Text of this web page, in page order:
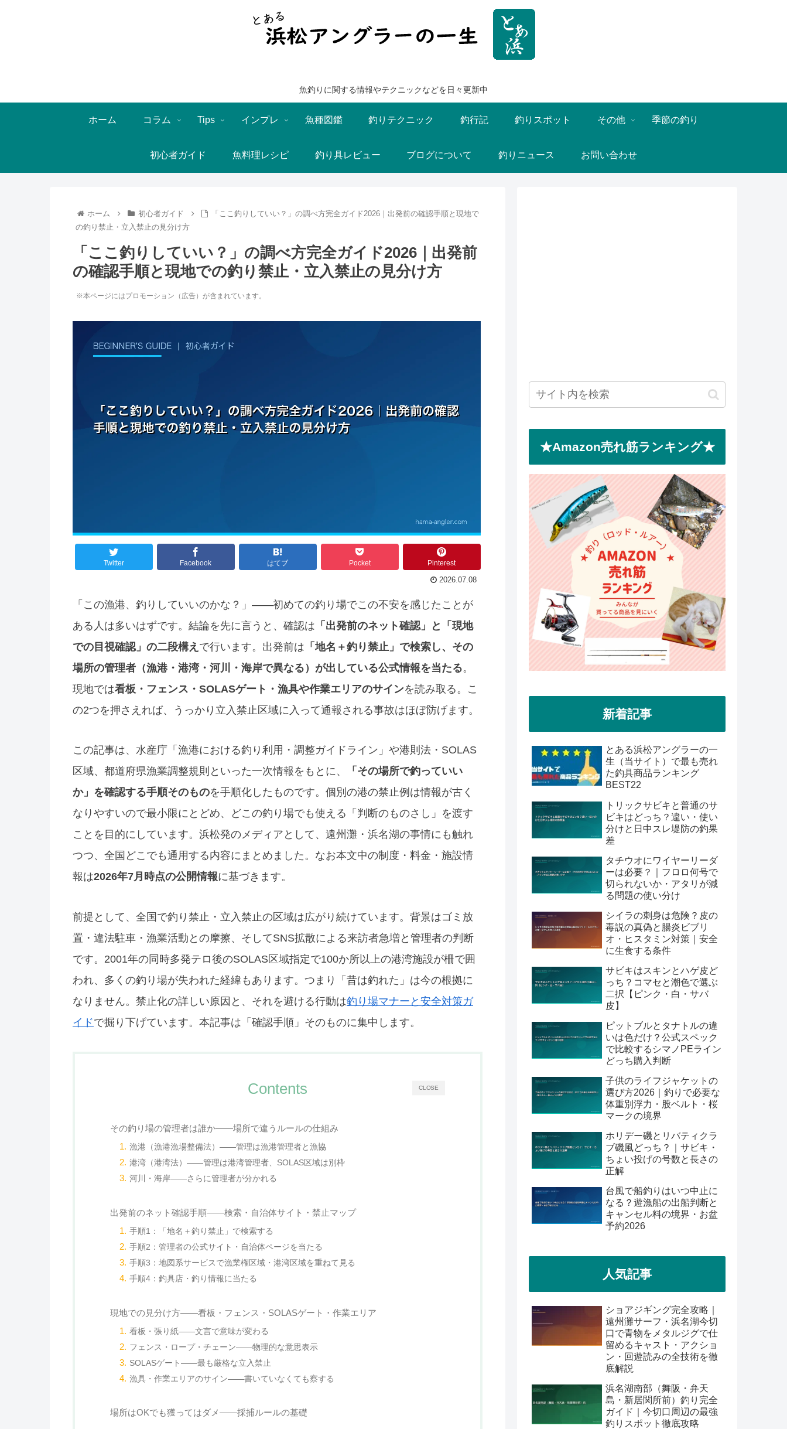
魚釣りに関する情報やテクニックなどを日々更新中
ホーム コラム Tips インプレ 魚種図鑑 釣りテクニック 釣行記 釣りスポット その他 季節の釣り
初心者ガイド 魚料理レシピ 釣り具レビュー ブログについて 釣りニュース お問い合わせ
ホーム 初心者ガイド
「ここ釣りしていい？」の調べ方完全ガイド2026｜出発前の確認手順と現地で
の釣り禁止・立入禁止の見分け方
「ここ釣りしていい？」の調べ方完全ガイド2026｜出発前
の確認手順と現地での釣り禁止・立入禁止の見分け方
※本ページにはプロモーション（広告）が含まれています。
Twitter Facebook はてブ Pocket Pinterest
2026.07.08
「この漁港、釣りしていいのかな？」——初めての釣り場でこの不安を感じたことが
ある人は多いはずです。結論を先に言うと、確認は 「出発前のネット確認」と「現地
での目視確認」の二段構え で行います。出発前は 「地名＋釣り禁止」で検索し、その
場所の管理者（漁港・港湾・河川・海岸で異なる）が出している公式情報を当たる。
現地では看板・フェンス・SOLASゲート・漁具や作業エリアのサインを読み取る。こ
の2つを押さえれば、うっかり立入禁止区域に入って通報される事故はほぼ防げます。
この記事は、水産庁「漁港における釣り利用・調整ガイドライン」や港則法・SOLAS
区域、都道府県漁業調整規則といった一次情報をもとに、
「その場所で釣っていい
か」を確認する手順そのものを手順化したものです。個別の港の禁止例は情報が古く
なりやすいので最小限にとどめ、どこの釣り場でも使える「判断のものさし」を渡す
ことを目的にしています。浜松発のメディアとして、遠州灘・浜名湖の事情にも触れ
つつ、全国どこでも通用する内容にまとめました。なお本文中の制度・料金・施設情
報は2026年7月時点の公開情報に基づきます。
前提として、全国で釣り禁止・立入禁止の区域は広がり続けています。背景はゴミ放
置・違法駐車・漁業活動との摩擦、そしてSNS拡散による来訪者急増と管理者の判断
です。2001年の同時多発テロ後のSOLAS区域指定で100か所以上の港湾施設が柵で囲
われ、多くの釣り場が失われた経緯もあります。つまり「昔は釣れた」は今の根拠に
なりません。禁止化の詳しい原因と、それを避ける行動は釣り場マナーと安全対策ガ
イドで掘り下げています。本記事は「確認手順」そのものに集中します。
CLOSE
Contents
その釣り場の管理者は誰か——場所で違うルールの仕組み
漁港（漁港漁場整備法）——管理は漁港管理者と漁協
港湾（港湾法）——管理は港湾管理者、SOLAS区域は別枠
河川・海岸——さらに管理者が分かれる
出発前のネット確認手順——検索・自治体サイト・禁止マップ
手順1：「地名＋釣り禁止」で検索する
手順2：管理者の公式サイト・自治体ページを当たる
手順3：地図系サービスで漁業権区域・港湾区域を重ねて見る
手順4：釣具店・釣り情報に当たる
現地での見分け方——看板・フェンス・SOLASゲート・作業エリア
看板・張り紙——文言で意味が変わる
フェンス・ロープ・チェーン——物理的な意思表示
SOLASゲート——最も厳格な立入禁止
漁具・作業エリアのサイン——書いていなくても察する
場所はOKでも獲ってはダメ——採捕ルールの基礎
★Amazon売れ筋ランキング★
新着記事
とある浜松アングラーの一
生（当サイト）で最も売れ
た釣具商品ランキング
BEST22
トリックサビキと普通のサ
ビキはどっち？違い・使い
分けと日中スレ堤防の釣果
差
タチウオにワイヤーリーダ
ーは必要？｜フロロ何号で
切られないか・アタリが減
る問題の使い分け
シイラの刺身は危険？皮の
毒説の真偽と腸炎ビブリ
オ・ヒスタミン対策｜安全
に生食する条件
サビキはスキンとハゲ皮ど
っち？コマセと潮色で選ぶ
二択【ピンク・白・サバ
皮】
ピットブルとタナトルの違
いは色だけ？公式スペック
で比較するシマノPEライン
どっち購入判断
子供のライフジャケットの
選び方2026｜釣りで必要な
体重別浮力・股ベルト・桜
マークの境界
ホリデー磯とリバティクラ
ブ磯風どっち？｜サビキ・
ちょい投げの号数と長さの
正解
台風で船釣りはいつ中止に
なる？遊漁船の出船判断と
キャンセル料の境界・お盆
予約2026
人気記事
ショアジギング完全攻略｜
遠州灘サーフ・浜名湖今切
口で青物をメタルジグで仕
留めるキャスト・アクショ
ン・回遊読みの全技術を徹
底解説
浜名湖南部（舞阪・弁天
島・新居関所前）釣り完全
ガイド｜今切口周辺の最強
釣りスポット徹底攻略